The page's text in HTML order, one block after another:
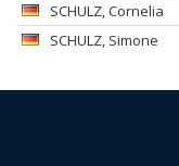
SCHULZ, Cornelia
SCHULZ, Simone